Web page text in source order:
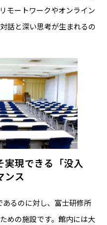
モートワークやオンライン
話と深い思考が生まれるの
実現できる「没入
ンス
るのに対し、富士研修所
めの施設です。館内には大